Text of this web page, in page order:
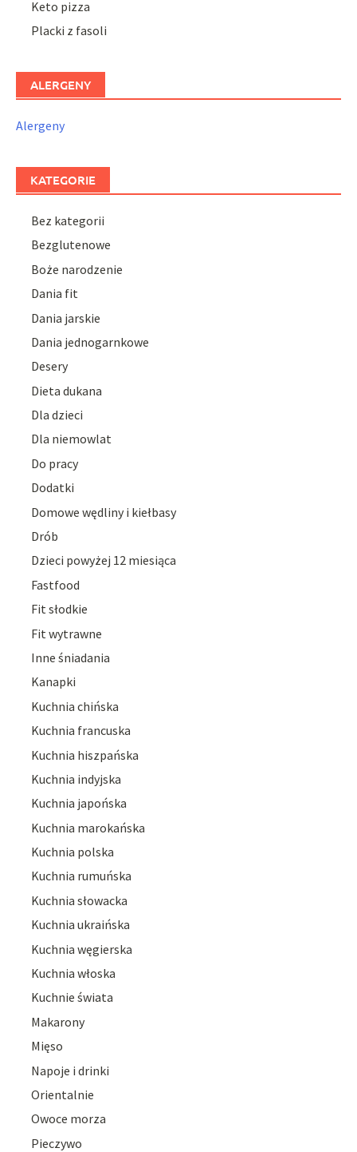
Keto pizza
Placki z fasoli
ALERGENY
Alergeny
KATEGORIE
Bez kategorii
Bezglutenowe
Boże narodzenie
Dania fit
Dania jarskie
Dania jednogarnkowe
Desery
Dieta dukana
Dla dzieci
Dla niemowlat
Do pracy
Dodatki
Domowe wędliny i kiełbasy
Drób
Dzieci powyżej 12 miesiąca
Fastfood
Fit słodkie
Fit wytrawne
Inne śniadania
Kanapki
Kuchnia chińska
Kuchnia francuska
Kuchnia hiszpańska
Kuchnia indyjska
Kuchnia japońska
Kuchnia marokańska
Kuchnia polska
Kuchnia rumuńska
Kuchnia słowacka
Kuchnia ukraińska
Kuchnia węgierska
Kuchnia włoska
Kuchnie świata
Makarony
Mięso
Napoje i drinki
Orientalnie
Owoce morza
Pieczywo